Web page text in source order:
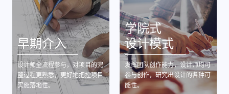
早期介入
设计师全流程参与，对项目的完
整过程更熟悉，更好地把控项目
实施落地性。
学院式
设计模式
发挥团队创作能力，设计师均可
参与创作，研究出设计的各种可
能性。